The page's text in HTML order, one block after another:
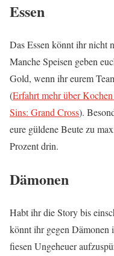
Essen
Das Essen könnt ihr nicht
Manche Speisen geben
Gold, wenn ihr eurem
(Erfahrt mehr über
Sins: Grand Cross).
eure güldene Beute zu
Prozent drin.
Dämonen
Habt ihr die Story bis
könnt ihr gegen Dämonen
fiesen Ungeheuer